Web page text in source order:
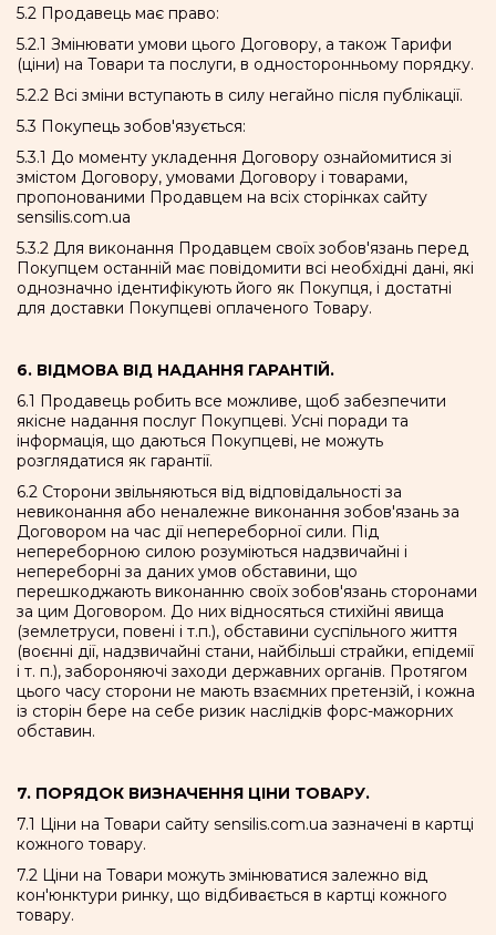
5.2 Продавець має право:
5.2.1 Змінювати умови цього Договору, а також Тарифи
(ціни) на Товари та послуги, в односторонньому порядку.
5.2.2 Всі зміни вступають в силу негайно після публікації.
5.3 Покупець зобов'язується:
5.3.1 До моменту укладення Договору ознайомитися зі
змістом Договору, умовами Договору і товарами,
пропонованими Продавцем на всіх сторінках сайту
sensilis.com.ua
5.3.2 Для виконання Продавцем своїх зобов'язань перед
Покупцем останній має повідомити всі необхідні дані, які
однозначно ідентифікують його як Покупця, і достатні
для доставки Покупцеві оплаченого Товару.
6. ВІДМОВА ВІД НАДАННЯ ГАРАНТІЙ.
6.1 Продавець робить все можливе, щоб забезпечити
якісне надання послуг Покупцеві. Усні поради та
інформація, що даються Покупцеві, не можуть
розглядатися як гарантії.
6.2 Сторони звільняються від відповідальності за
невиконання або неналежне виконання зобов'язань за
Договором на час дії непереборної сили. Під
непереборною силою розуміються надзвичайні і
непереборні за даних умов обставини, що
перешкоджають виконанню своїх зобов'язань сторонами
за цим Договором. До них відносяться стихійні явища
(землетруси, повені і т.п.), обставини суспільного життя
(воєнні дії, надзвичайні стани, найбільші страйки, епідемії
і т. п.), забороняючі заходи державних органів. Протягом
цього часу сторони не мають взаємних претензій, і кожна
із сторін бере на себе ризик наслідків форс-мажорних
обставин.
7. ПОРЯДОК ВИЗНАЧЕННЯ ЦІНИ ТОВАРУ.
7.1 Ціни на Товари сайту sensilis.com.ua зазначені в картці
кожного товару.
7.2 Ціни на Товари можуть змінюватися залежно від
кон'юнктури ринку, що відбивається в картці кожного
товару.